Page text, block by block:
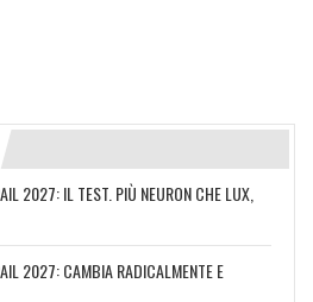
2027: IL TEST. PIÙ NEURON CHE LUX,
2027: CAMBIA RADICALMENTE E